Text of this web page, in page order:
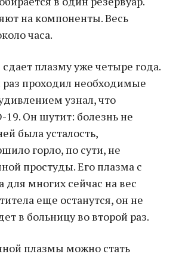
на компоненты. Весь
часа.
плазму уже четыре года.
раз проходил необходимые
узнал, что
19. Он шутит: болезнь не
была усталость,
горло, по сути, не
простуды. Его плазма с
для многих сейчас на вес
еще останутся, он не
в больницу во второй раз.
плазмы можно стать